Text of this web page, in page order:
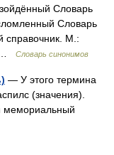
Словарь
Словарь
справочник. М.:
…
Словарь синонимов
— У этого термина
(значения).
мемориальный